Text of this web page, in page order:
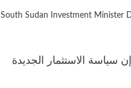
South Sudan Investment Minister
سياسة الاستثمار الجديدة